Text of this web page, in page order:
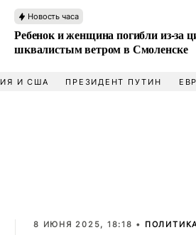
Новость часа
Ребенок и женщина погибли из-за
шквалистым ветром в Смоленске
И США ПРЕЗИДЕНТ ПУТИН
8 ИЮНЯ 2025, 18:18 •